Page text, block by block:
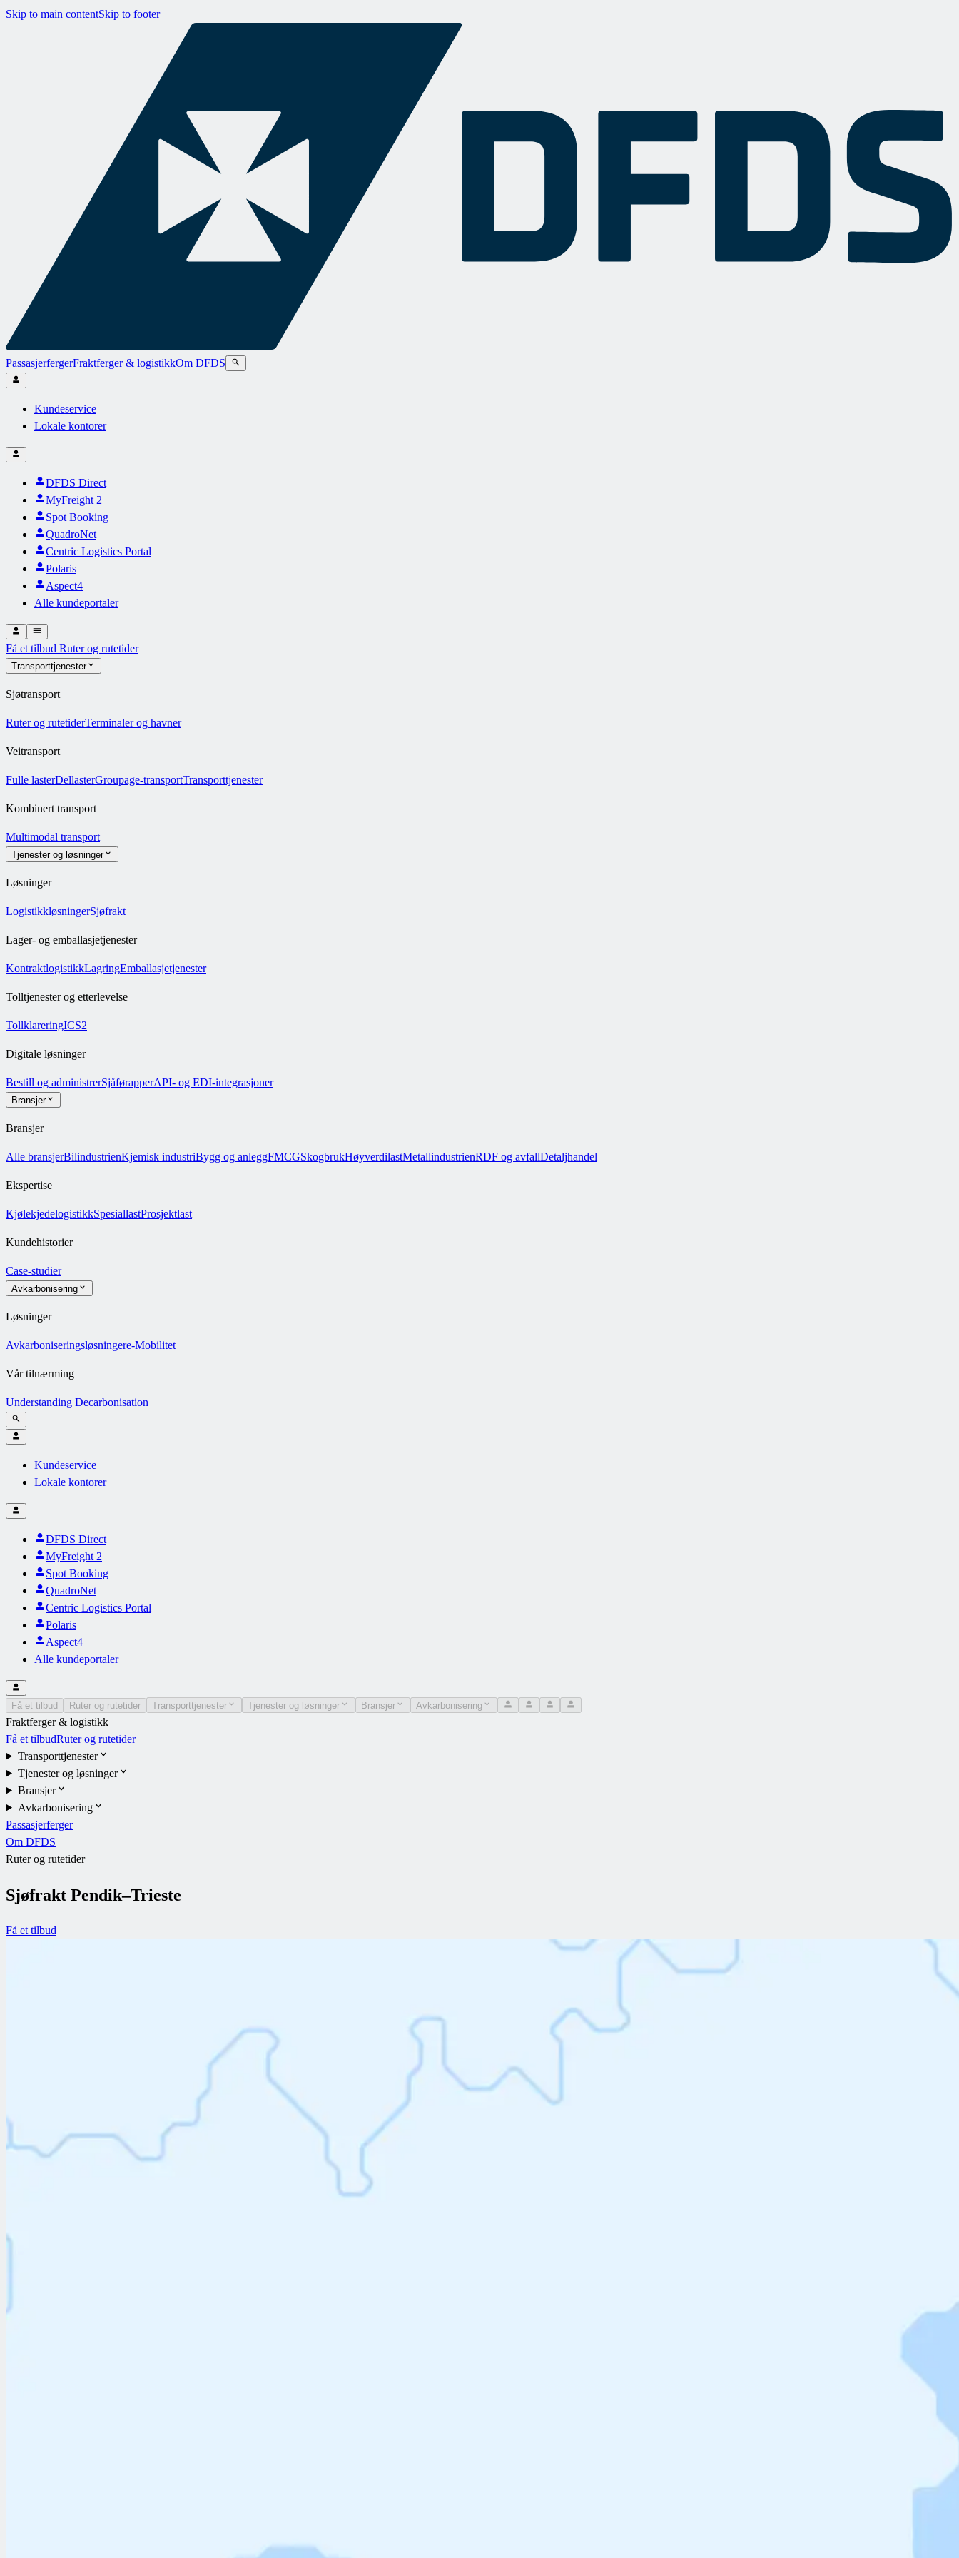
Skip to main contentSkip to footer
PassasjerfergerFraktferger & logistikkOm DFDS
Kundeservice
Lokale kontorer
DFDS Direct
MyFreight 2
Spot Booking
QuadroNet
Centric Logistics Portal
Polaris
Aspect4
Alle kundeportaler
Få et tilbud Ruter og rutetider
Transporttjenester
Sjøtransport
Ruter og rutetiderTerminaler og havner
Veitransport
Fulle lasterDellasterGroupage-transportTransporttjenester
Kombinert transport
Multimodal transport
Tjenester og løsninger
Løsninger
LogistikkløsningerSjøfrakt
Lager- og emballasjetjenester
KontraktlogistikkLagringEmballasjetjenester
Tolltjenester og etterlevelse
TollklareringICS2
Digitale løsninger
Bestill og administrerSjåførapperAPI- og EDI-integrasjoner
Bransjer
Bransjer
Alle bransjerBilindustrienKjemisk industriBygg og anleggFMCGSkogbrukHøyverdilastMetallindustrienRDF og avfallDetaljhandel
Ekspertise
KjølekjedelogistikkSpesiallastProsjektlast
Kundehistorier
Case-studier
Avkarbonisering
Løsninger
Avkarboniseringsløsningere-Mobilitet
Vår tilnærming
Understanding Decarbonisation
Kundeservice
Lokale kontorer
DFDS Direct
MyFreight 2
Spot Booking
QuadroNet
Centric Logistics Portal
Polaris
Aspect4
Alle kundeportaler
Få et tilbud Ruter og rutetider Transporttjenester Tjenester og løsninger Bransjer Avkarbonisering
Fraktferger & logistikk
Få et tilbudRuter og rutetider
Transporttjenester
Tjenester og løsninger
Bransjer
Avkarbonisering
Passasjerferger
Om DFDS
Ruter og rutetider
Sjøfrakt Pendik–Trieste
Få et tilbud